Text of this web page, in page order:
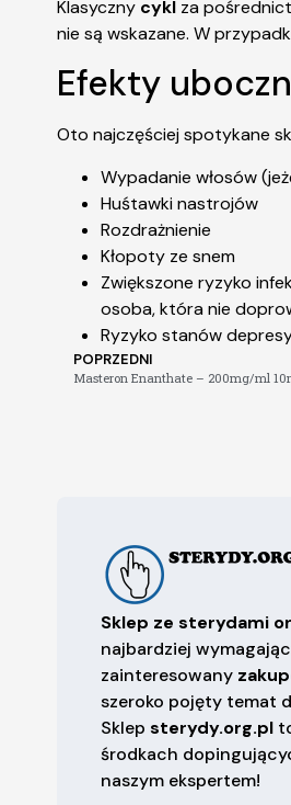
Klasyczny cykl za
nie są wskazane. W
Efekty
Oto najczęściej spotykane
Wypadanie włosów
Huśtawki nastrojów
Rozdrażnienie
Kłopoty ze snem
Zwiększone ryzyko
osoba, która nie
Ryzyko stanów
POPRZEDNI
Masteron Enanthate – 200mg/ml
Sklep ze sterydami
najbardziej
zainteresowany
szeroko pojęty temat
Sklep sterydy.org.pl
środkach
naszym ekspertem!